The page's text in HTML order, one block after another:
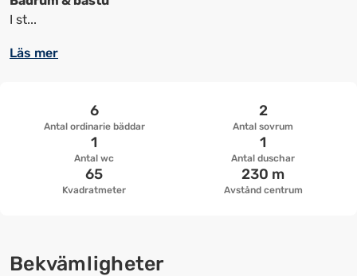
I st...
Läs mer
Antal ordinarie bäddar
6
Antal sovrum
2
Antal wc
1
Antal duschar
1
Kvadratmeter
65
Avstånd centrum
230 m
Bekvämligheter